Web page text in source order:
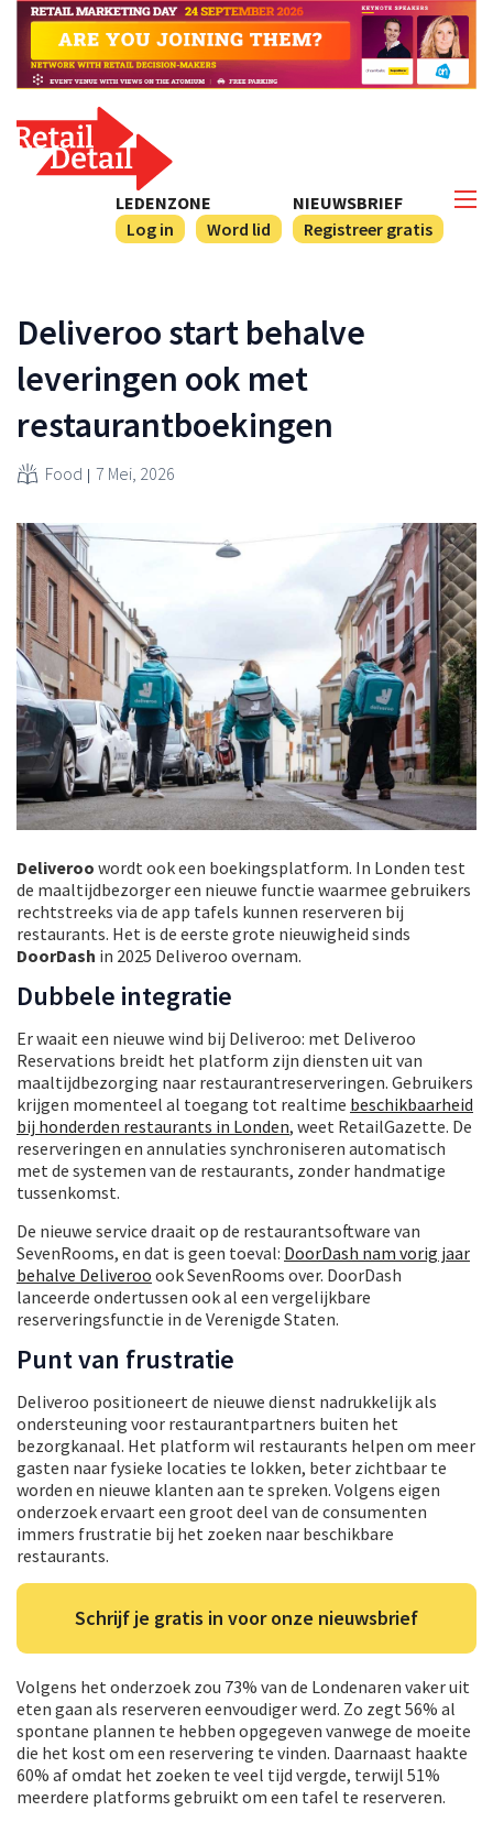
NIEUWSBRIEF
Registreer gratis
LEDENZONE
Log in
Word lid
Deliveroo start behalve
leveringen ook met
restaurantboekingen
Food 7 Mei, 2026
Deliveroo wordt ook een boekingsplatform. In Londen test
de maaltijdbezorger een nieuwe functie waarmee gebruikers
rechtstreeks via de app tafels kunnen reserveren bij
restaurants. Het is de eerste grote nieuwigheid sinds
DoorDash in 2025 Deliveroo overnam.
Dubbele integratie
Er waait een nieuwe wind bij Deliveroo: met Deliveroo
Reservations breidt het platform zijn diensten uit van
maaltijdbezorging naar restaurantreserveringen. Gebruikers
krijgen momenteel al toegang tot realtime beschikbaarheid
bij honderden restaurants in Londen, weet RetailGazette. De
reserveringen en annulaties synchroniseren automatisch
met de systemen van de restaurants, zonder handmatige
tussenkomst.
De nieuwe service draait op de restaurantsoftware van
SevenRooms, en dat is geen toeval: DoorDash nam vorig jaar
behalve Deliveroo ook SevenRooms over. DoorDash
lanceerde ondertussen ook al een vergelijkbare
reserveringsfunctie in de Verenigde Staten.
Punt van frustratie
Deliveroo positioneert de nieuwe dienst nadrukkelijk als
ondersteuning voor restaurantpartners buiten het
bezorgkanaal. Het platform wil restaurants helpen om meer
gasten naar fysieke locaties te lokken, beter zichtbaar te
worden en nieuwe klanten aan te spreken. Volgens eigen
onderzoek ervaart een groot deel van de consumenten
immers frustratie bij het zoeken naar beschikbare
restaurants.
Schrijf je gratis in voor onze nieuwsbrief
Volgens het onderzoek zou 73% van de Londenaren vaker uit
eten gaan als reserveren eenvoudiger werd. Zo zegt 56% al
spontane plannen te hebben opgegeven vanwege de moeite
die het kost om een reservering te vinden. Daarnaast haakte
60% af omdat het zoeken te veel tijd vergde, terwijl 51%
meerdere platforms gebruikt om een tafel te reserveren.